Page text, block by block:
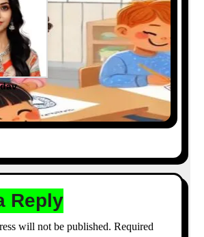
Reply
will not be published. Required